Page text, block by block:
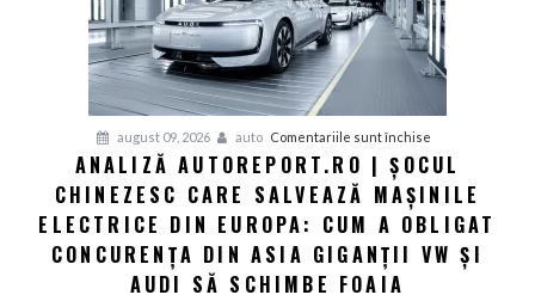
august 09, 2026 auto Comentariile sunt închise
Autoreport.ro
|
chinezesc
ANALIZĂ AUTOREPORT.RO | ȘOCUL
CHINEZESC CARE SALVEAZĂ MAȘINILE
ELECTRICE DIN EUROPA: CUM A OBLIGAT
CONCURENȚA DIN ASIA GIGANȚII VW ȘI
AUDI SĂ SCHIMBE FOAIA